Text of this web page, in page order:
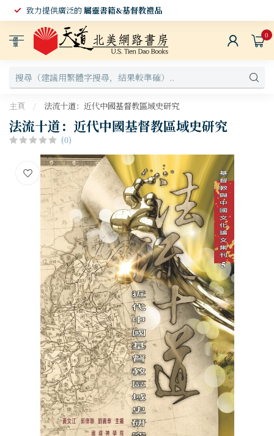
致力提供廣泛的屬靈書籍&基督教禮品
選
單
0
主頁 / 法流十道：近代中國基督教區域史研究
法流十道：近代中國基督教區域史研究
(0)